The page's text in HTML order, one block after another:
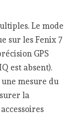
Le mode
sur les Fenix 7
GPS
est absent).
une mesure du
la